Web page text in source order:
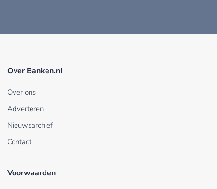
Over Banken.nl
Over ons
Adverteren
Nieuwsarchief
Contact
Voorwaarden